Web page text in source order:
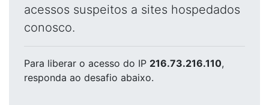
acessos suspeitos a sites hospedados
conosco.
Para liberar o acesso do IP 216.73.216.110,
responda ao desafio abaixo.